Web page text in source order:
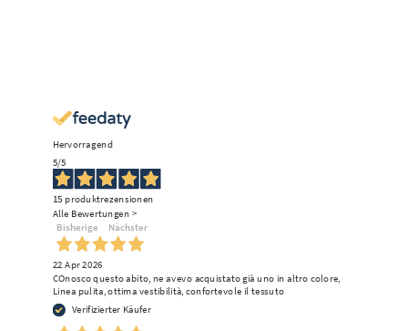
Hervorragend
5/5
15 produktrezensionen
Alle Bewertungen >
Bisherige Nächster
22 Apr 2026
COnosco questo abito, ne avevo acquistato già uno in altro colore,
Linea pulita, ottima vestibilità, confortevole il tessuto
Verifizierter Käufer